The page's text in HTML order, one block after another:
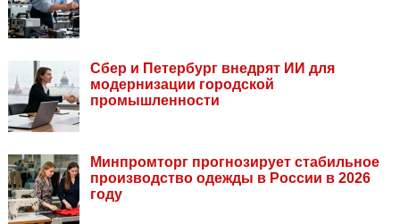
Сбер и Петербург внедрят ИИ для
модернизации городской
промышленности
Минпромторг прогнозирует стабильное
производство одежды в России в 2026
году